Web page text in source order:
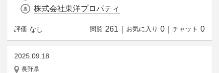
株式会社東洋プロパティ
評価 なし 閲覧 261 お気に入り 0 チャット 0
2025.09.18
長野県